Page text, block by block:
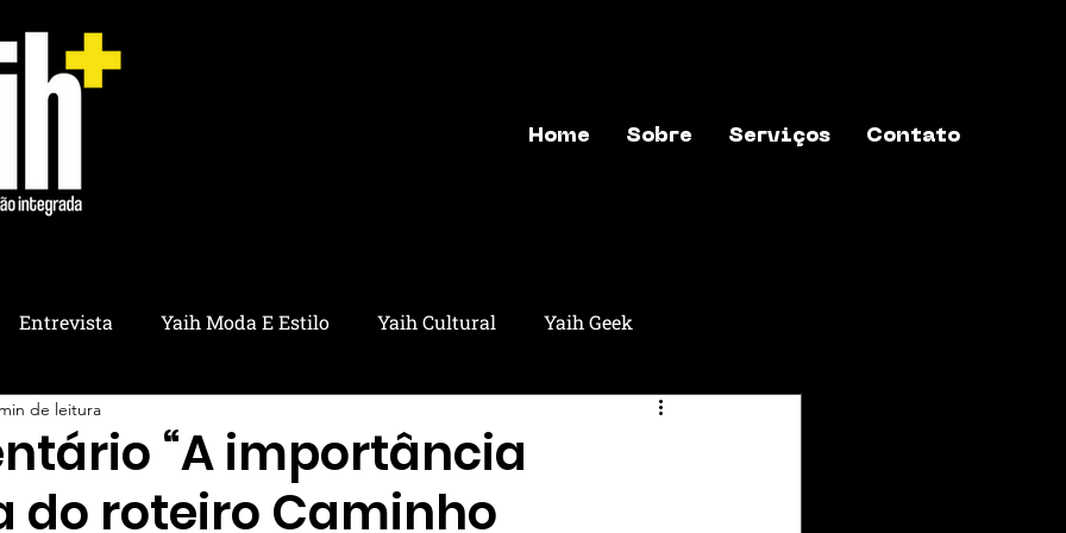
Home Sobre Serviços Contato
Entrevista Yaih Moda E Estilo Yaih Cultural Yaih Geek
Yaih Educação
Yaih Utilidades Yaih Ambiental Yaih Reflexões
“A importância
do roteiro Caminho
de leitura